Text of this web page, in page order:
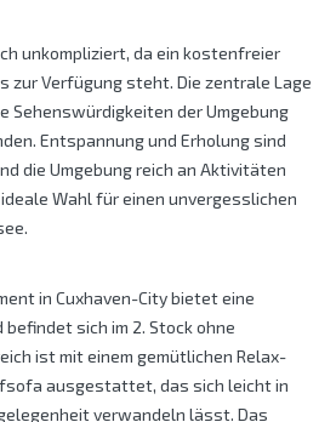
unkompliziert, da ein kostenfreier
zur Verfügung steht. Die zentrale Lage
Sehenswürdigkeiten der Umgebung
Entspannung und Erholung sind
die Umgebung reich an Aktivitäten
Wahl für einen unvergesslichen
in Cuxhaven-City bietet eine
sich im 2. Stock ohne
ist mit einem gemütlichen Relax-
ausgestattet, das sich leicht in
verwandeln lässt. Das